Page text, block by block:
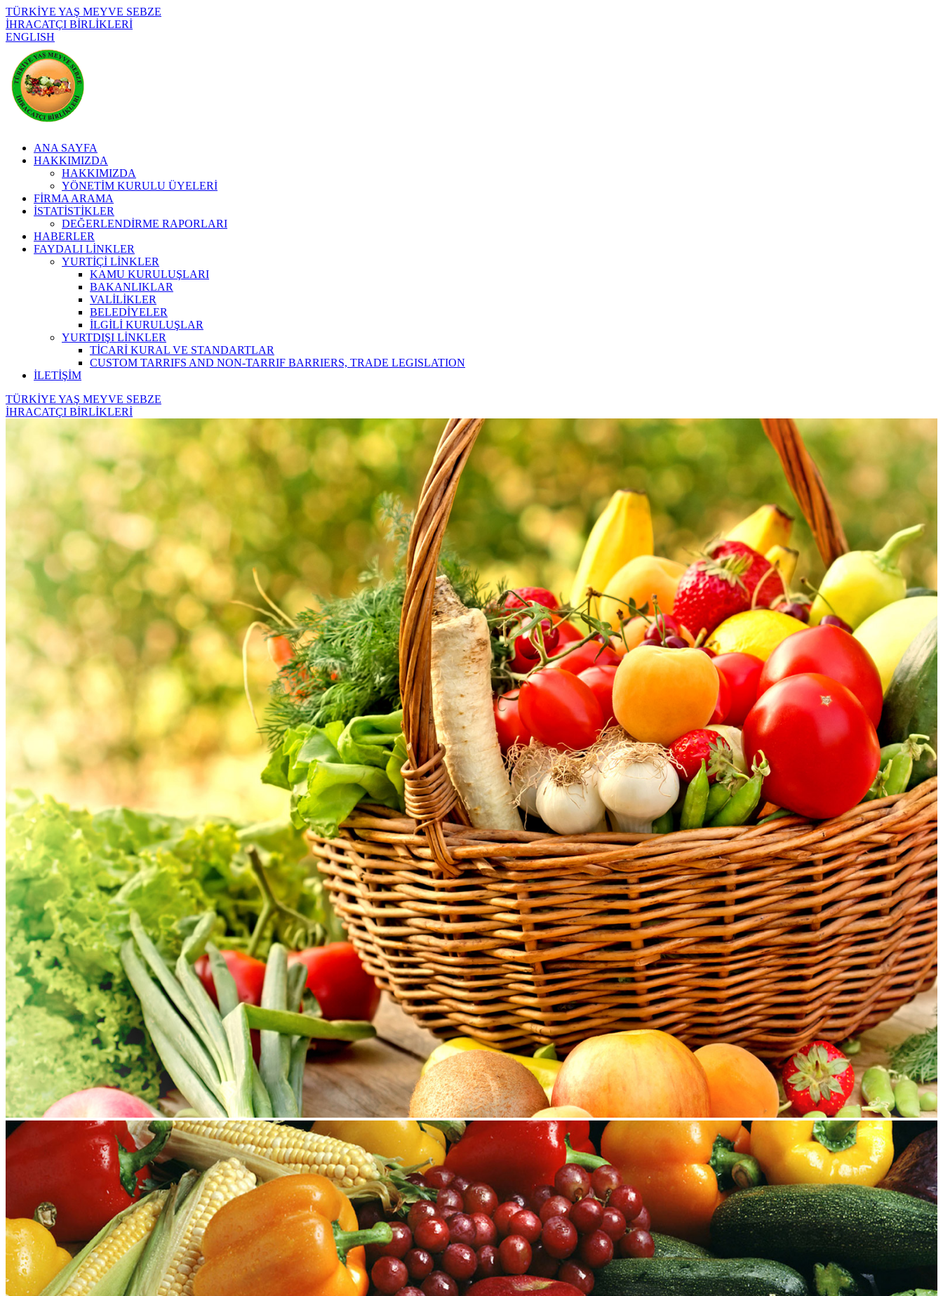
TÜRKİYE YAŞ MEYVE SEBZE
İHRACATÇI BİRLİKLERİ
ENGLISH
ANA SAYFA
HAKKIMIZDA
HAKKIMIZDA
YÖNETİM KURULU ÜYELERİ
FİRMA ARAMA
İSTATİSTİKLER
DEĞERLENDİRME RAPORLARI
HABERLER
FAYDALI LİNKLER
YURTİÇİ LİNKLER
KAMU KURULUŞLARI
BAKANLIKLAR
VALİLİKLER
BELEDİYELER
İLGİLİ KURULUŞLAR
YURTDIŞI LİNKLER
TİCARİ KURAL VE STANDARTLAR
CUSTOM TARRIFS AND NON-TARRIF BARRIERS, TRADE LEGISLATION
İLETİŞİM
TÜRKİYE YAŞ MEYVE SEBZE
İHRACATÇI BİRLİKLERİ